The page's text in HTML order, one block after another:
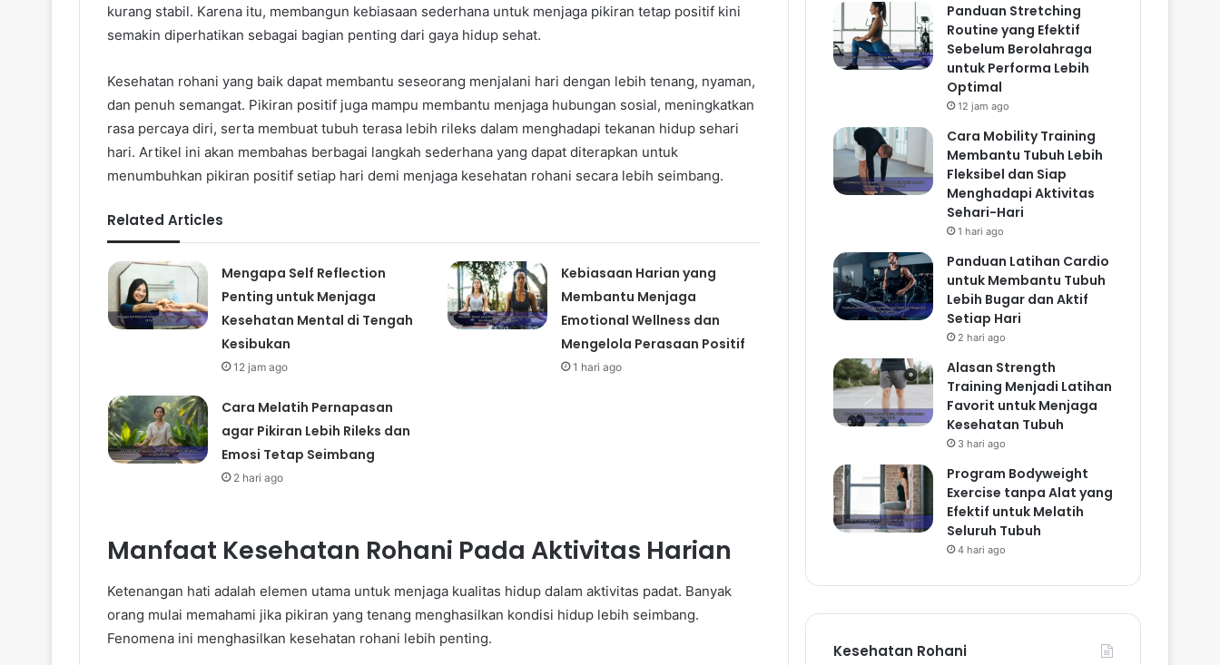
kurang stabil. Karena itu, membangun kebiasaan sederhana untuk menjaga pikiran tetap positif kini
semakin diperhatikan sebagai bagian penting dari gaya hidup sehat.
Kesehatan rohani yang baik dapat membantu seseorang menjalani hari dengan lebih tenang, nyaman,
dan penuh semangat. Pikiran positif juga mampu membantu menjaga hubungan sosial, meningkatkan
rasa percaya diri, serta membuat tubuh terasa lebih rileks dalam menghadapi tekanan hidup sehari
hari. Artikel ini akan membahas berbagai langkah sederhana yang dapat diterapkan untuk
menumbuhkan pikiran positif setiap hari demi menjaga kesehatan rohani secara lebih seimbang.
Related Articles
Mengapa Self Reflection
Penting untuk Menjaga
Kesehatan Mental di Tengah
Kesibukan
12 jam ago
Kebiasaan Harian yang
Membantu Menjaga
Emotional Wellness dan
Mengelola Perasaan Positif
1 hari ago
Cara Melatih Pernapasan
agar Pikiran Lebih Rileks dan
Emosi Tetap Seimbang
2 hari ago
Manfaat Kesehatan Rohani Pada Aktivitas Harian
Ketenangan hati adalah elemen utama untuk menjaga kualitas hidup dalam aktivitas padat. Banyak
orang mulai memahami jika pikiran yang tenang menghasilkan kondisi hidup lebih seimbang.
Fenomena ini menghasilkan kesehatan rohani lebih penting.
Panduan Stretching
Routine yang Efektif
Sebelum Berolahraga
untuk Performa Lebih
Optimal
12 jam ago
Cara Mobility Training
Membantu Tubuh Lebih
Fleksibel dan Siap
Menghadapi Aktivitas
Sehari-Hari
1 hari ago
Panduan Latihan Cardio
untuk Membantu Tubuh
Lebih Bugar dan Aktif
Setiap Hari
2 hari ago
Alasan Strength
Training Menjadi Latihan
Favorit untuk Menjaga
Kesehatan Tubuh
3 hari ago
Program Bodyweight
Exercise tanpa Alat yang
Efektif untuk Melatih
Seluruh Tubuh
4 hari ago
Kesehatan Rohani